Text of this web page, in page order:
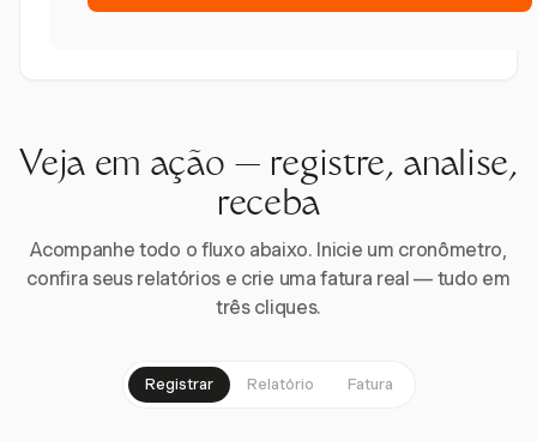
Veja em ação — registre, analise,
receba
Acompanhe todo o fluxo abaixo. Inicie um cronômetro,
confira seus relatórios e crie uma fatura real — tudo em
três cliques.
Registrar Relatório Fatura